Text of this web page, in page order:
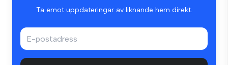
Ta emot uppdateringar av liknande hem direkt.